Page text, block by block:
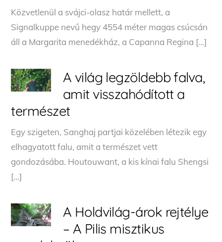
Közvetlenül a svájci-olasz határ mellett, a
Signalkuppe nevű hegy 4554 méter magas csúcsán
áll a Margarita menedékház, a Capanna Regina […]
A világ legzöldebb falva,
amit visszahódított a
természet
Egy szigeten, Sanghaj partjai közelében létezik egy
elhagyatott falu, amit a természet vett
gondozásába. Houtouwant, a kis kínai falu Shengsi
[…]
A Holdvilág-árok rejtélye
– A Pilis misztikus